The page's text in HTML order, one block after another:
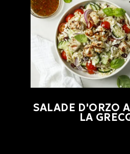
SALADE D'ORZO
LA